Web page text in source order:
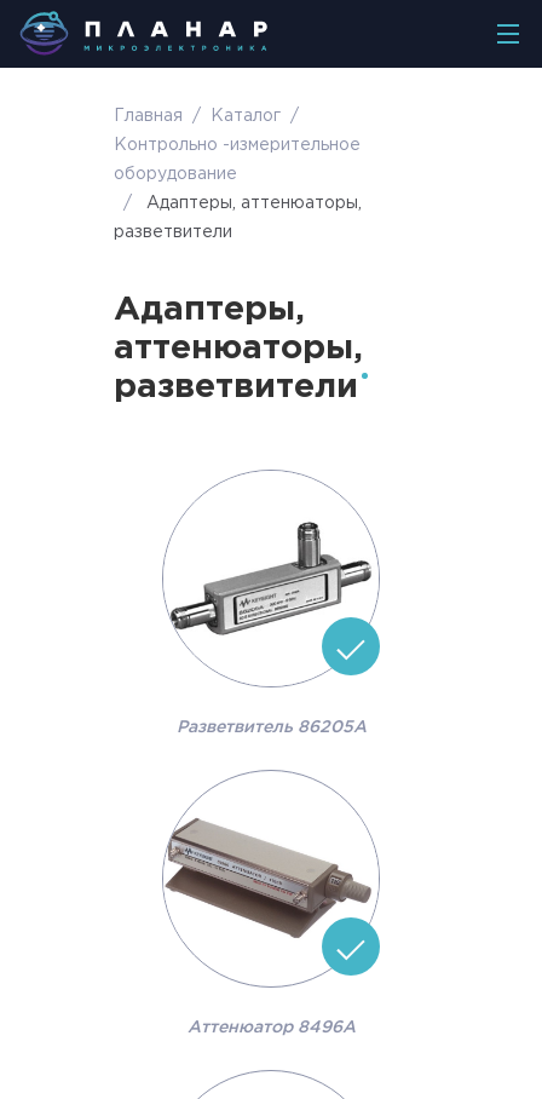
Главная / Каталог
/
Контрольно -измерительное
оборудование
/
Адаптеры, аттенюаторы,
разветвители
Адаптеры,
аттенюаторы,
разветвители
Разветвитель 86205A
Аттенюатор 8496A